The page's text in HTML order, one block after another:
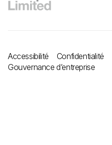
Accessibilité Confidentialité
Gouvernance d’entreprise